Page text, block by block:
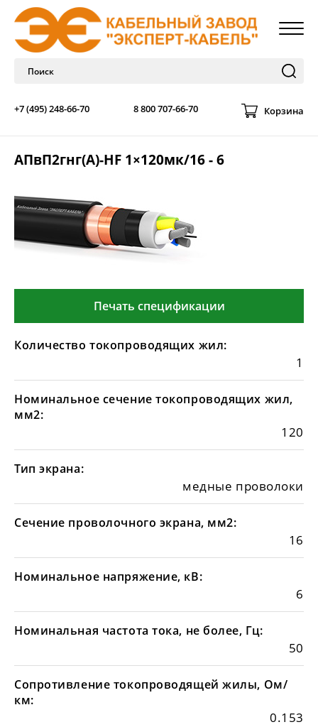
+7 (495) 248-66-70 8 800 707-66-70 Корзина
АПвП2гнг(А)-HF 1×120мк/16 - 6
Печать спецификации
Количество токопроводящих жил:
1
Номинальное сечение токопроводящих жил,
мм2:
120
Тип экрана:
медные проволоки
Сечение проволочного экрана, мм2:
16
Номинальное напряжение, кВ:
6
Номинальная частота тока, не более, Гц:
50
Сопротивление токопроводящей жилы, Ом/
км:
0.153